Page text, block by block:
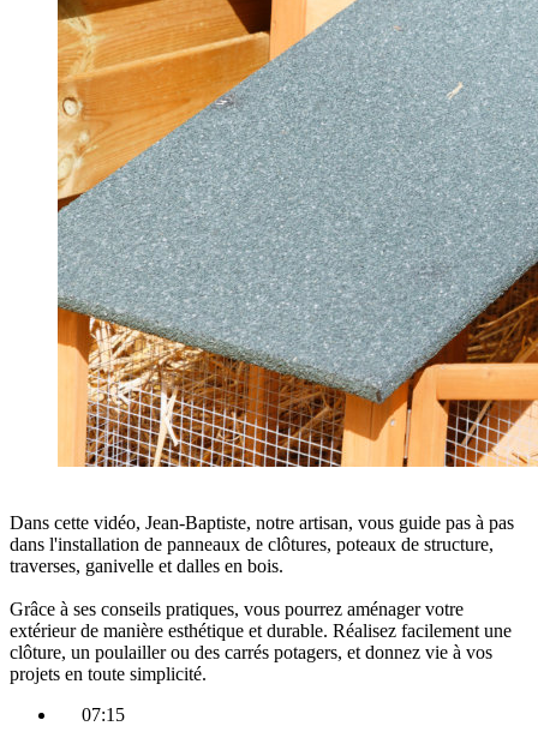
Dans cette vidéo, Jean-Baptiste, notre artisan, vous guide pas à pas
dans l'installation de panneaux de clôtures, poteaux de structure,
traverses, ganivelle et dalles en bois.
Grâce à ses conseils pratiques, vous pourrez aménager votre
extérieur de manière esthétique et durable. Réalisez facilement une
clôture, un poulailler ou des carrés potagers, et donnez vie à vos
projets en toute simplicité.
07:15